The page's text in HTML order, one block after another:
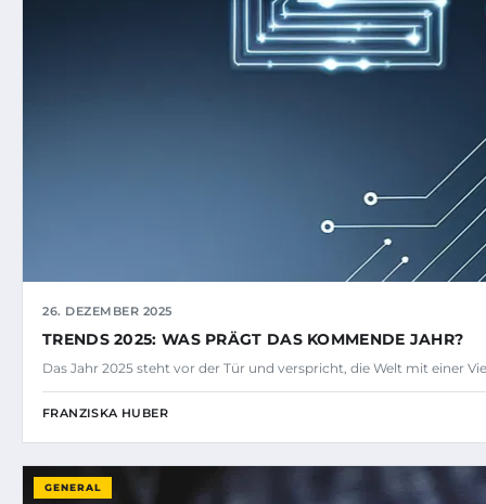
26. DEZEMBER 2025
TRENDS 2025: WAS PRÄGT DAS KOMMENDE JAHR?
Das Jahr 2025 steht vor der Tür und verspricht, die Welt mit einer
FRANZISKA HUBER
GENERAL